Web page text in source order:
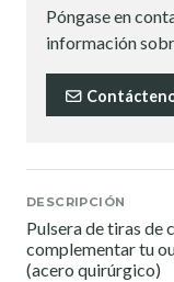
Póngase en
información
DESCRIPCIÓN
Pulsera de tiras de
complementar tu
(acero quirúrgico)